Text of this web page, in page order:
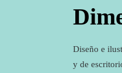
Diseño e
y de